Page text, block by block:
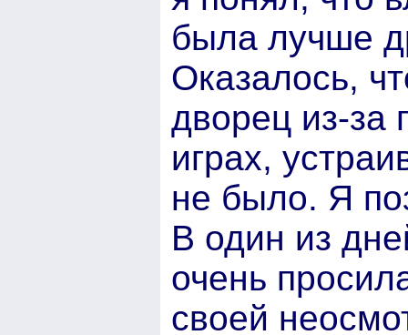
была лучше
Оказалось,
дворец из-за
играх,
не было. Я
В один из
очень
своей